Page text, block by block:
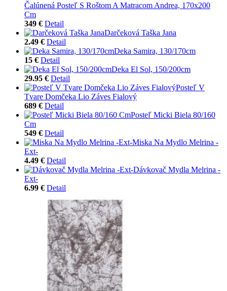
Čalúnená Posteľ S Roštom A Matracom Andrea, 170x200
Cm
349 € Detail
Darčeková Taška Jana
2.49 € Detail
Deka Samira, 130/170cm
15 € Detail
Deka El Sol, 150/200cm
29.95 € Detail
Posteľ V
Tvare Domčeka Lio Záves Fialový
689 € Detail
Posteľ Micki Biela 80/160
Cm
549 € Detail
Miska Na Mydlo Melrina -
Ext-
4.49 € Detail
Dávkovač Mydla Melrina -
Ext-
6.99 € Detail